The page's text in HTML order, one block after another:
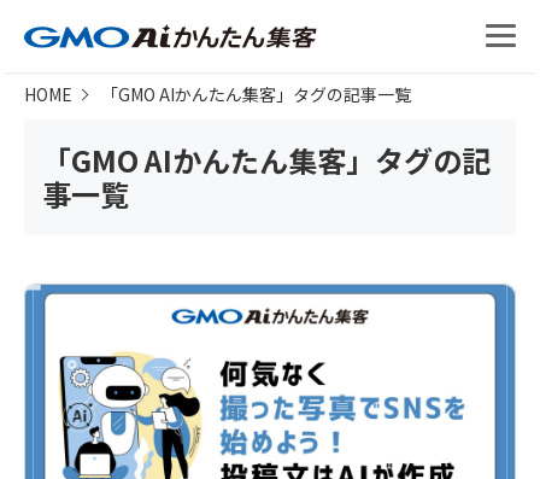
HOME 「GMO AIかんたん集客 」タグの記事一覧
「GMO AIかんたん集客」タグの記
事一覧